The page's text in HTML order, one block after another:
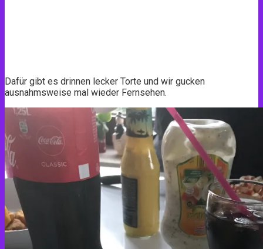
Dafür gibt es drinnen lecker Torte und wir gucken
ausnahmsweise mal wieder Fernsehen.